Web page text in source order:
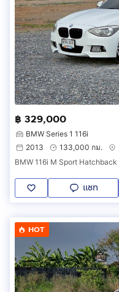
฿ 329,000
BMW Series 1 116i
2013
133,000 กม.
แชท
HOT